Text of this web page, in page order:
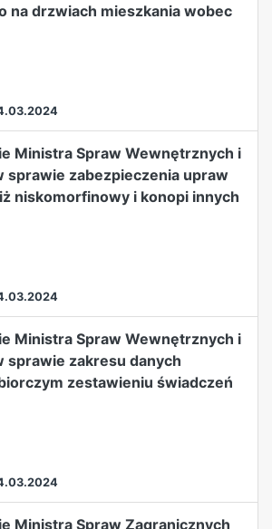
na drzwiach mieszkania wobec
Ministra Spraw Wewnętrznych i
sprawie zabezpieczenia upraw
niskomorfinowy i konopi innych
Ministra Spraw Wewnętrznych i
sprawie zakresu danych
zestawieniu świadczeń
Ministra Spraw Zagranicznych